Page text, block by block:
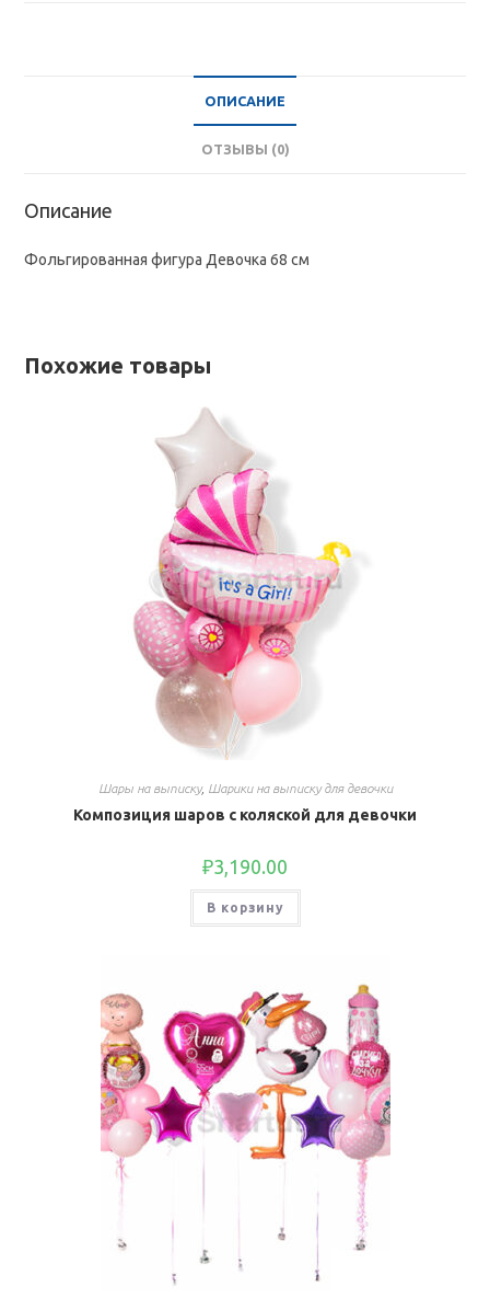
ОПИСАНИЕ
ОТЗЫВЫ (0)
Описание
Фольгированная фигура Девочка 68 см
Похожие товары
Шары на выписку, Шарики на выписку для девочки
Композиция шаров с коляской для девочки
₽3,190.00
В корзину